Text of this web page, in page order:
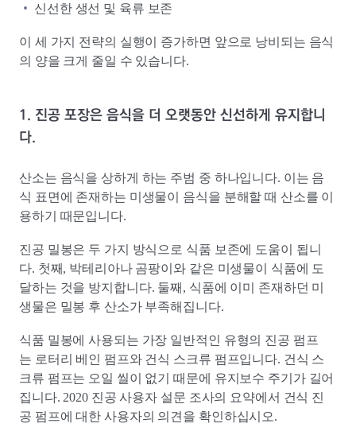
신선한 생선 및 육류 보존
이 세 가지 전략의 실행이 증가하면 앞으로 낭비되는 음식
의 양을 크게 줄일 수 있습니다.
1. 진공 포장은 음식을 더 오랫동안 신선하게 유지합니
다.
산소는 음식을 상하게 하는 주범 중 하나입니다. 이는 음
식 표면에 존재하는 미생물이 음식을 분해할 때 산소를 이
용하기 때문입니다.
진공 밀봉은 두 가지 방식으로 식품 보존에 도움이 됩니
다. 첫째, 박테리아나 곰팡이와 같은 미생물이 식품에 도
달하는 것을 방지합니다. 둘째, 식품에 이미 존재하던 미
생물은 밀봉 후 산소가 부족해집니다.
식품 밀봉에 사용되는 가장 일반적인 유형의 진공 펌프
는 로터리 베인 펌프와 건식 스크류 펌프입니다. 건식 스
크류 펌프는 오일 씰이 없기 때문에 유지보수 주기가 길어
집니다. 2020 진공 사용자 설문 조사의 요약에서 건식 진
공 펌프에 대한 사용자의 의견을 확인하십시오.